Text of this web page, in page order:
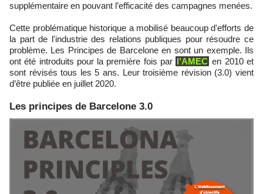
supplémentaire en pouvant l’efficacité des campagnes menées.
Cette problématique historique a mobilisé beaucoup d'efforts de
la part de l'industrie des relations publiques pour résoudre ce
problème. Les Principes de Barcelone en sont un exemple. Ils
ont été introduits pour la première fois par l’AMEC en 2010 et
sont révisés tous les 5 ans. Leur troisième révision (3.0) vient
d’être publiée en juillet 2020.
Les principes de Barcelone 3.0